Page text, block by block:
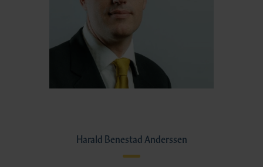
Harald Benestad Anderssen